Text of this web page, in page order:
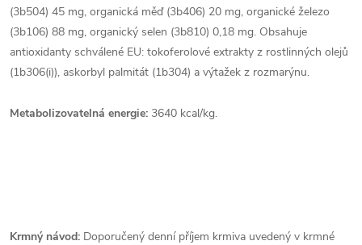
(3b504) 45 mg, organická měď (3b406) 20 mg, organické železo
(3b106) 88 mg, organický selen (3b810) 0,18 mg. Obsahuje
antioxidanty schválené EU: tokoferolové extrakty z rostlinných olejů
(1b306(i)), askorbyl palmitát (1b304) a výtažek z rozmarýnu.
Metabolizovatelná energie: 3640 kcal/kg.
Krmný návod: Doporučený denní příjem krmiva uvedený v krmné